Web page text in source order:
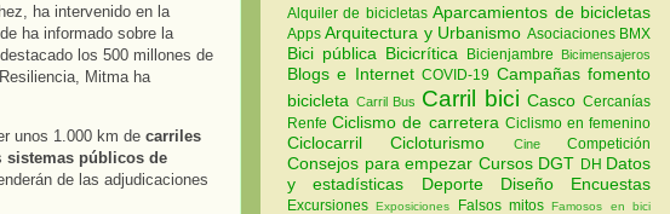
ha intervenido en la
ha informado sobre la
los 500 millones de
Mitma ha
unos 1.000 km de carriles
sistemas públicos de
de las adjudicaciones
Alquiler de bicicletasAparcamientos de bicicletas
AppsArquitectura y Urbanismo Asociaciones BMX
Bici pública Bicicrítica Bicienjambre Bicimensajeros
Blogs e InternetCOVID-19 Campañas fomento
bicicleta Carril Bus Carril biciCascoCercanías
RenfeCiclismo de carretera Ciclismo en femenino
CiclocarrilCicloturismo CineCompetición
Consejos para empezar Cursos DGT DH Datos
y estadísticas Deporte Diseño Encuestas
ExcursionesExposiciones Falsos mitosFamosos en bici